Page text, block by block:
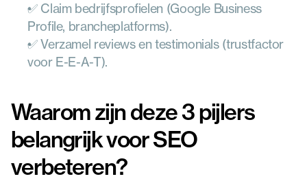
✅ Claim bedrijfsprofielen (Google Business
Profile, brancheplatforms).
✅ Verzamel reviews en testimonials (trustfactor
voor E-E-A-T).
Waarom zijn deze 3 pijlers
belangrijk voor SEO
verbeteren?